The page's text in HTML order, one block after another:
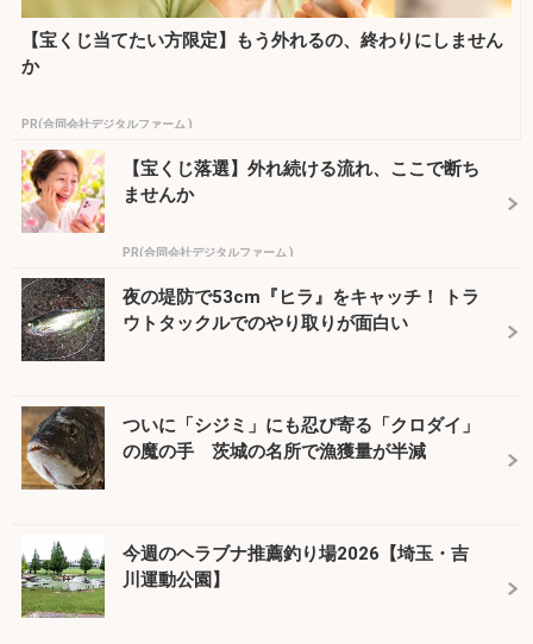
【宝くじ当てたい方限定】もう外れるの、終わりにしません
か
PR(合同会社デジタルファーム )
【宝くじ落選】外れ続ける流れ、ここで断ち
ませんか
PR(合同会社デジタルファーム )
夜の堤防で53cm『ヒラ』をキャッチ！ トラ
ウトタックルでのやり取りが面白い
ついに「シジミ」にも忍び寄る「クロダイ」
の魔の手 茨城の名所で漁獲量が半減
今週のヘラブナ推薦釣り場2026【埼玉・吉
川運動公園】